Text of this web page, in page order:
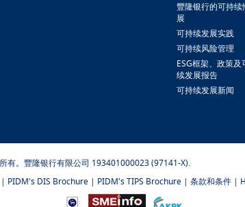
豐隆银行的可持续
展
可持续发展实践
可持续风险管理
ESG框架、政策及
续发展报告
可持续发展新闻
有。豐隆银行有限公司 193401000023 (97141-X).
| PIDM's DIS Brochure | PIDM's TIPS Brochure | 条款和条件 |